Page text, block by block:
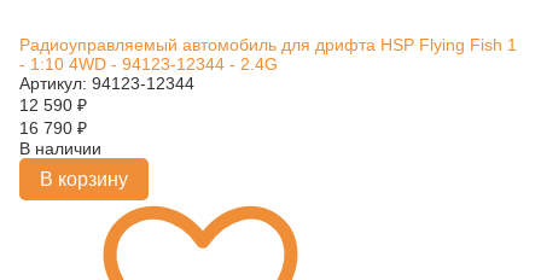
Радиоуправляемый автомобиль для дрифта HSP Flying Fish 1
- 1:10 4WD - 94123-12344 - 2.4G
Артикул: 94123-12344
12 590 ₽
16 790 ₽
В наличии
В корзину